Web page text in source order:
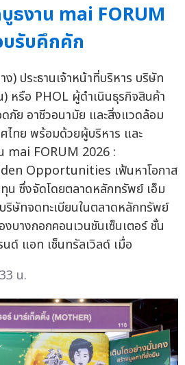
ธงาน mai FORUM
บรับคึกคัก
) ประธานเจ้าหน้าที่บริหาร บริษัท
หรือ PHOL ผู้ดำเนินธุรกิจสินค้า
ภัย อาชีวอนามัย และสิ่งแวดล้อม
ไทย พร้อมด้วยผู้บริหาร และ
mai FORUM 2026 :
Opportunities เฟ้นหาโอกาส
น ซึ่งจัดโดยตลาดหลักทรัพย์ เอ็ม
ริษัทจดทะเบียนในตลาดหลักทรัพย์
บางกอกคอนเวนชันเซ็นเตอร์ ชั้น
ด์ แอท เซ็นทรัลเวิลด์ เมื่อ
น.